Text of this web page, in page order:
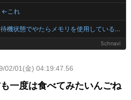
←これ
Windows11の天気アプリ 待機状態でやたらメモリを使用していると話題に
5chnavi
02/01(金) 04:19:47.56
一度は食べてみたいんごね